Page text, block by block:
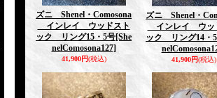
ズニ Shenel・Comosona
インレイ ウッドスト
ック リング15・5号[She
nelComosona127]
41,900円(税込)
ズニ Shenel・
インレイ ウッ
ック リング14・
41,900円(税込)